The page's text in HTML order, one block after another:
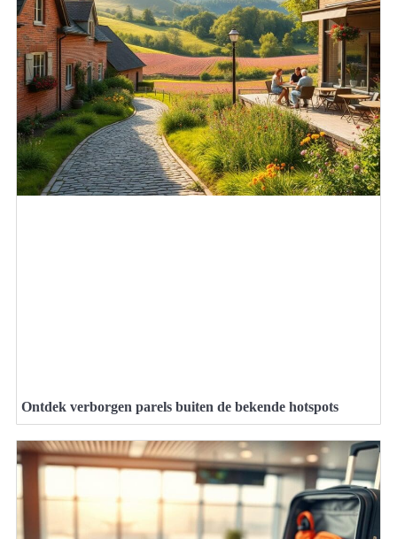
Ontdek verborgen parels buiten de bekende hotspots